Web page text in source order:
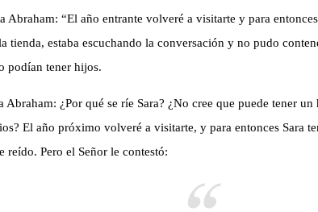
Abraham: “El año entrante volveré a visitarte y para
tienda, estaba escuchando la conversación y no pudo
podían tener hijos.
Abraham: ¿Por qué se ríe Sara? ¿No cree que puede tener
El año próximo volveré a visitarte, y para entonces Sara
reído. Pero el Señor le contestó: